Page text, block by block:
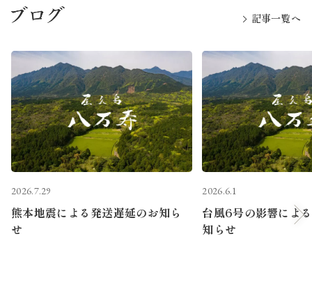
記事一覧へ
2026.7.29
熊本地震による発送遅延のお知ら
せ
2026.6.1
台風6号の影響によ
知らせ